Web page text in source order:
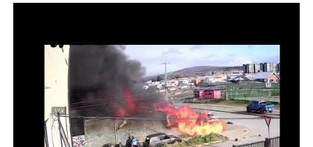
nueva rampa de conectividad en Puerto Navarino, es
más cómodo el embarco y desembarco de turistas. «Las
reservas están medias tranquilas. El año pasado tuvimos
más turismo, pero no cruzamos. Este año volvimos a
retomar y venimos cruzando casi todos los días. En los
próximos meses esperamos que se sigan realizando, no